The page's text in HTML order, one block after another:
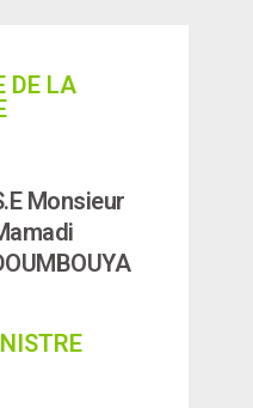
DE LA
Monsieur